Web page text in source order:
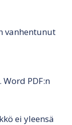
vanhentunut
PDF:n
ei yleensä